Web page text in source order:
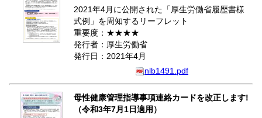
2021年4月に公開された「厚生労働省履歴書様
式例」を周知するリーフレット
重要度：★★★★
発行者：厚生労働省
発行日：2021年4月
nlb1491.pdf
母性健康管理指導事項連絡カードを改正します!
（令和3年7月1日適用）